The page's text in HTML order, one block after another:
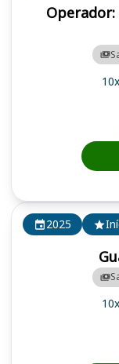
2025
Operador: